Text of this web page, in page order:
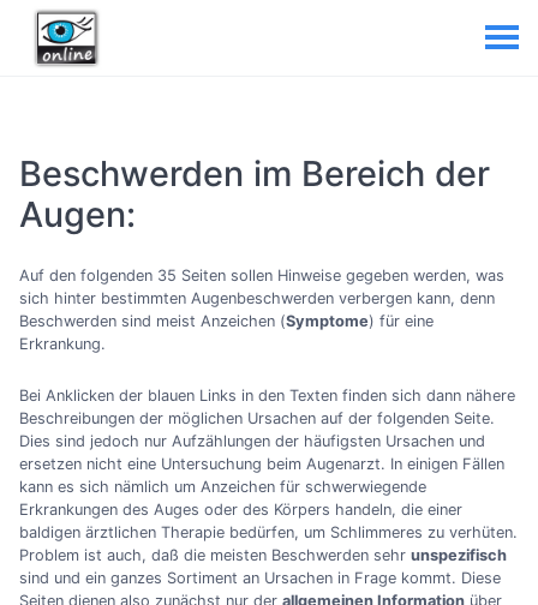
Beschwerden im Bereich der
Augen:
Auf den folgenden 35 Seiten sollen Hinweise gegeben werden, was
sich hinter bestimmten Augenbeschwerden verbergen kann, denn
Beschwerden sind meist Anzeichen (Symptome) für eine
Erkrankung.
Bei Anklicken der blauen Links in den Texten finden sich dann nähere
Beschreibungen der möglichen Ursachen auf der folgenden Seite.
Dies sind jedoch nur Aufzählungen der häufigsten Ursachen und
ersetzen nicht eine Untersuchung beim Augenarzt. In einigen Fällen
kann es sich nämlich um Anzeichen für schwerwiegende
Erkrankungen des Auges oder des Körpers handeln, die einer
baldigen ärztlichen Therapie bedürfen, um Schlimmeres zu verhüten.
Problem ist auch, daß die meisten Beschwerden sehr unspezifisch
sind und ein ganzes Sortiment an Ursachen in Frage kommt. Diese
Seiten dienen also zunächst nur der allgemeinen Information über